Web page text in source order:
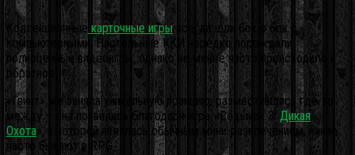
Коллекционные карточные игрывсегда шли бок о бок с
компьютерными. Настольные ККИ нередко порождали
полноценные видеоигры, однако не менее часто происходило и
обратное.
«Гвинт» же заняла уникальную позицию, разместившись где-то
между – она появилась благодаря игре «Ведьмак 3:Дикая
Охота », в которой являлась обычным мини-развлечением, какие
часто бывают в RPG.